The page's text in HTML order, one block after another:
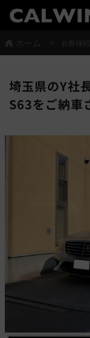
埼玉県のY社
S63をご納車